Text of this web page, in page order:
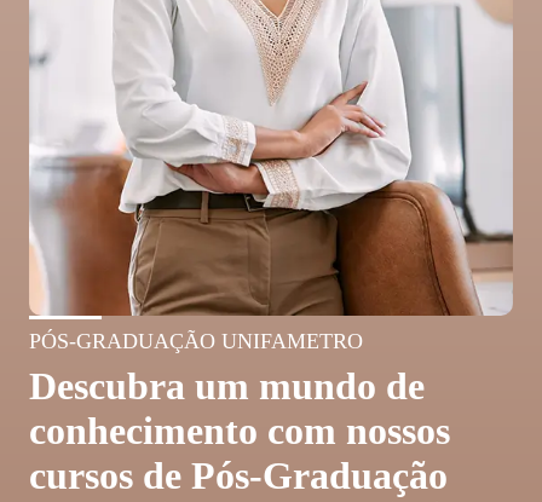
PÓS-GRADUAÇÃO UNIFAMETRO
Descubra um mundo de
conhecimento com nossos
cursos de Pós-Graduação